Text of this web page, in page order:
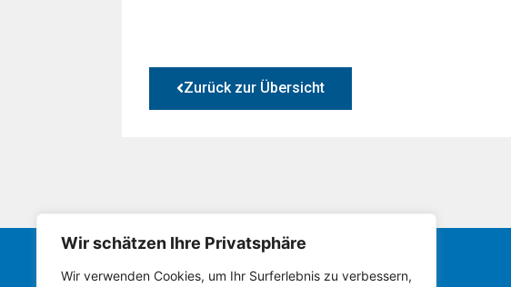
Wir schätzen Ihre Privatsphäre
Wir verwenden Cookies, um Ihr Surferlebnis zu verbessern,
Zurück zur Übersicht